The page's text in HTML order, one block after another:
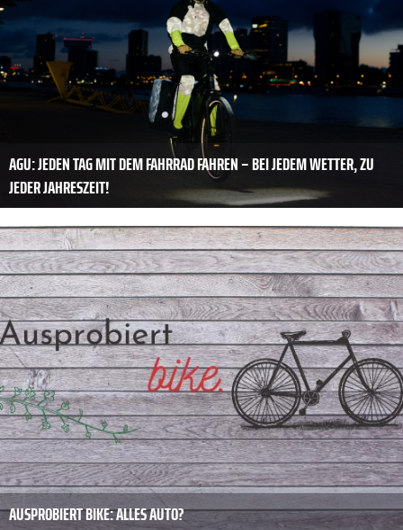
AGU: JEDEN TAG MIT DEM FAHRRAD FAHREN – BEI JEDEM WETTER, ZU
JEDER JAHRESZEIT!
AUSPROBIERT BIKE: ALLES AUTO?